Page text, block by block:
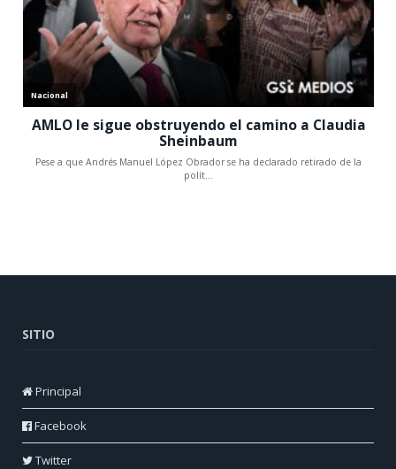
SITIO
Principal
Facebook
Twitter